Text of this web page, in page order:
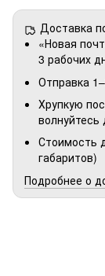
Доставка
«Новая
3 рабочих
Отправка
Хрупкую
Стоимость
габаритов)
Подробнее о